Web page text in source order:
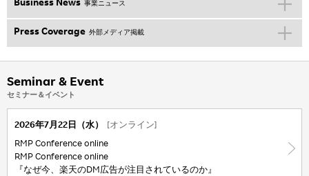
Business News 事業ニュース
Press Coverage 外部メディア掲載
Seminar & Event
セミナー＆イベント
2026年7月22日（水） [オンライン]
RMP Conference online
RMP Conference online
『なぜ今、楽天のDM広告が注目されているのか』